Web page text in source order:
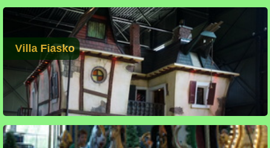
Villa Fiasko